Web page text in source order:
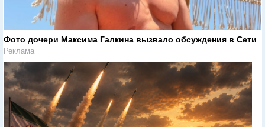
Фото дочери Максима Галкина вызвало обсуждения в Сети
Реклама